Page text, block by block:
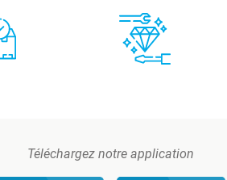
Téléchargez notre application